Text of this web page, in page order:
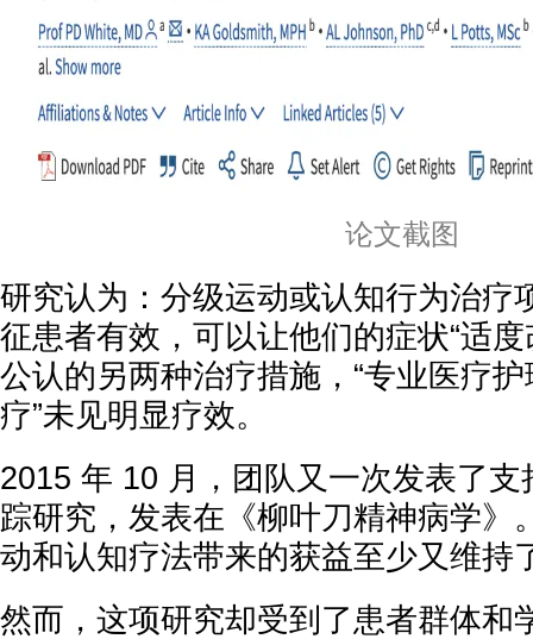
论文截图
研究认为：分级运动或认知行为治疗
征患者有效，可以让他们的症状“适
公认的另两种治疗措施，“专业医疗护
疗”未见明显疗效。
2015 年 10 月，团队又一次发表了
踪研究，发表在《柳叶刀精神病学》
动和认知疗法带来的获益至少又维持
然而，这项研究却受到了患者群体和